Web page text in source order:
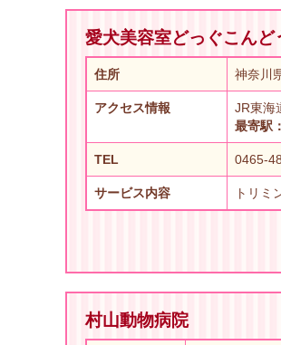
愛犬美容室どっぐこんど
住所 神奈川
アクセス情報
JR東海
最寄駅：
TEL 0465-
サービス内容 トリミ
村山動物病院